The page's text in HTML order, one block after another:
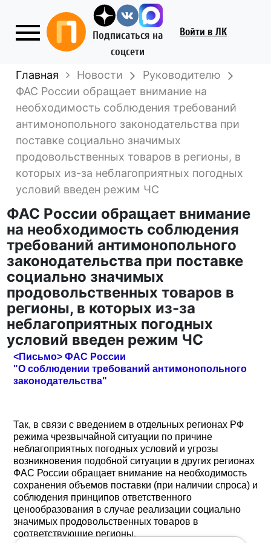
Подписаться на
соцсети
Войти в ЛК
Главная Новости
Руководителю
ФАС России обращает внимание на
необходимость соблюдения требований
антимонопольного законодательства при
поставке социально значимых
продовольственных товаров в регионы, в
которых из-за неблагоприятных погодных
условий введен режим ЧС
ФАС России обращает внимание
на необходимость соблюдения
требований антимонопольного
законодательства при поставке
социально значимых
продовольственных товаров в
регионы, в которых из-за
неблагоприятных погодных
условий введен режим ЧС
<Письмо> ФАС России
"О соблюдении требований антимонопольного
законодательства"
Так, в связи с введением в отдельных регионах РФ
режима чрезвычайной ситуации по причине
неблагоприятных погодных условий и угрозы
возникновения подобной ситуации в других регионах
ФАС России обращает внимание на необходимость
сохранения объемов поставки (при наличии спроса) и
соблюдения принципов ответственного
ценообразования в случае реализации социально
значимых продовольственных товаров в
соответствующие регионы.